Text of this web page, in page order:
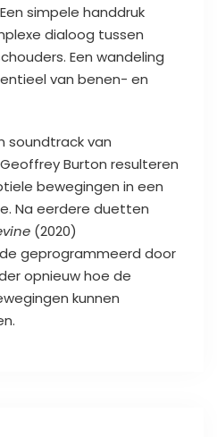
simpele handdruk
dialoog tussen
Een wandeling
van benen- en
soundtrack van
Burton resulteren
bewegingen in een
Na eerdere duetten
(2020)
geprogrammeerd door
opnieuw hoe de
kunnen